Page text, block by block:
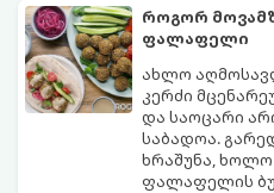
როგორ
ფალაფელი
ახლო
კერძი
და საოცარი
საბადოა.
ხრაშუნა, ხოლო
ფალაფელის